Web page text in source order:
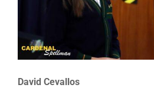
David Cevallos